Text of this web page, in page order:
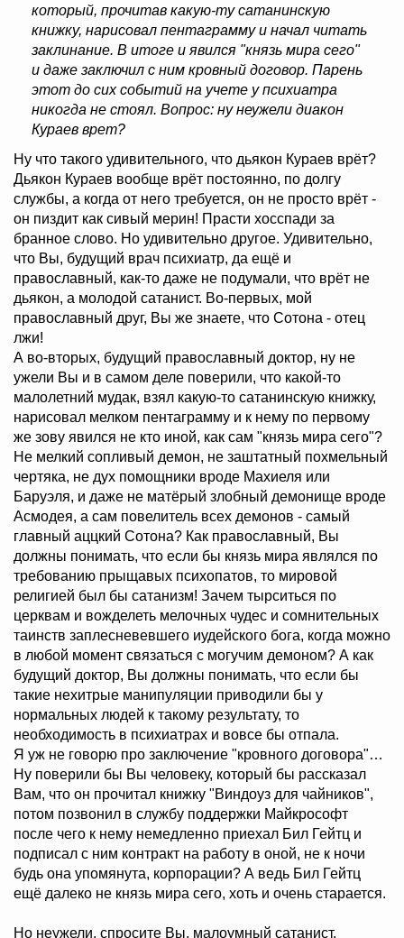
который, прочитав какую-ту сатанинскую
книжку, нарисовал пентаграмму и начал читать
заклинание. В итоге и явился "князь мира сего"
и даже заключил с ним кровный договор. Парень
этот до сих событий на учете у психиатра
никогда не стоял. Вопрос: ну неужели диакон
Кураев врет?
Ну что такого удивительного, что дьякон Кураев врёт?
Дьякон Кураев вообще врёт постоянно, по долгу
службы, а когда от него требуется, он не просто врёт -
он пиздит как сивый мерин! Прасти хосспади за
бранное слово. Но удивительно другое. Удивительно,
что Вы, будущий врач психиатр, да ещё и
православный, как-то даже не подумали, что врёт не
дьякон, а молодой сатанист. Во-первых, мой
православный друг, Вы же знаете, что Сотона - отец
лжи!
А во-вторых, будущий православный доктор, ну не
ужели Вы и в самом деле поверили, что какой-то
малолетний мудак, взял какую-то сатанинскую книжку,
нарисовал мелком пентаграмму и к нему по первому
же зову явился не кто иной, как сам "князь мира сего"?
Не мелкий сопливый демон, не заштатный похмельный
чертяка, не дух помощники вроде Махиеля или
Баруэля, и даже не матёрый злобный демонище вроде
Асмодея, а сам повелитель всех демонов - самый
главный аццкий Сотона? Как православный, Вы
должны понимать, что если бы князь мира являлся по
требованию прыщавых психопатов, то мировой
религией был бы сатанизм! Зачем тырситься по
церквам и вожделеть мелочных чудес и сомнительных
таинств заплесневевшего иудейского бога, когда можно
в любой момент связаться с могучим демоном? А как
будущий доктор, Вы должны понимать, что если бы
такие нехитрые манипуляции приводили бы у
нормальных людей к такому результату, то
необходимость в психиатрах и вовсе бы отпала.
Я уж не говорю про заключение "кровного договора"…
Ну поверили бы Вы человеку, который бы рассказал
Вам, что он прочитал книжку "Виндоуз для чайников",
потом позвонил в службу поддержки Майкрософт
после чего к нему немедленно приехал Бил Гейтц и
подписал с ним контракт на работу в оной, не к ночи
будь она упомянута, корпорации? А ведь Бил Гейтц
ещё далеко не князь мира сего, хоть и очень старается.
Но неужели, спросите Вы, малоумный сатанист,